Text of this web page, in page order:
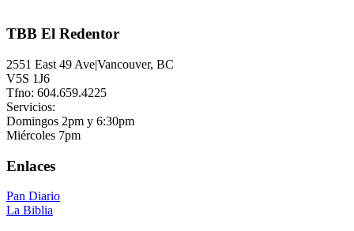
TBB El Redentor
2551 East 49 Ave|Vancouver, BC
V5S 1J6
Tfno: 604.659.4225
Servicios:
Domingos 2pm y 6:30pm
Miércoles 7pm
Enlaces
Pan Diario
La Biblia